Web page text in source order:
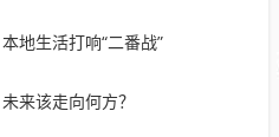
地生活打响“二番战”
来该走向何方？